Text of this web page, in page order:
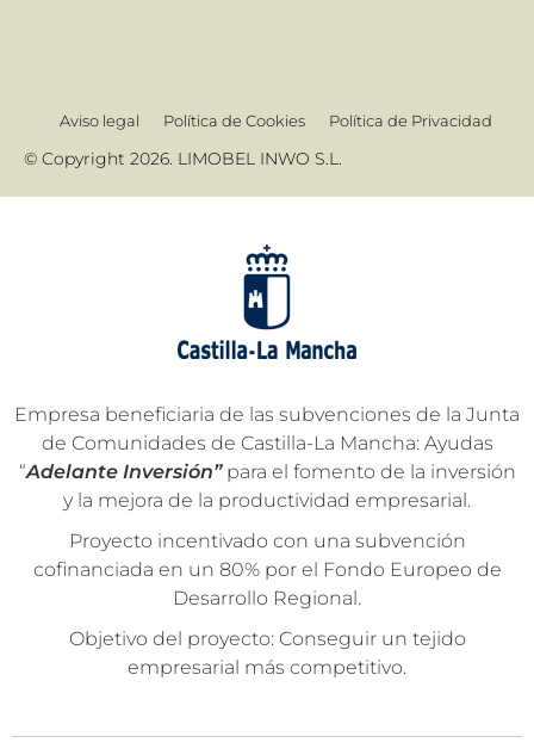
Aviso legal Política de Cookies Política de Privacidad
© Copyright 2026. LIMOBEL INWO S.L.
Empresa beneficiaria de las subvenciones de la Junta
de Comunidades de Castilla-La Mancha: Ayudas
“Adelante Inversión”para el fomento de la inversión
y la mejora de la productividad empresarial.
Proyecto incentivado con una subvención
cofinanciada en un 80% por el Fondo Europeo de
Desarrollo Regional.
Objetivo del proyecto: Conseguir un tejido
empresarial más competitivo.